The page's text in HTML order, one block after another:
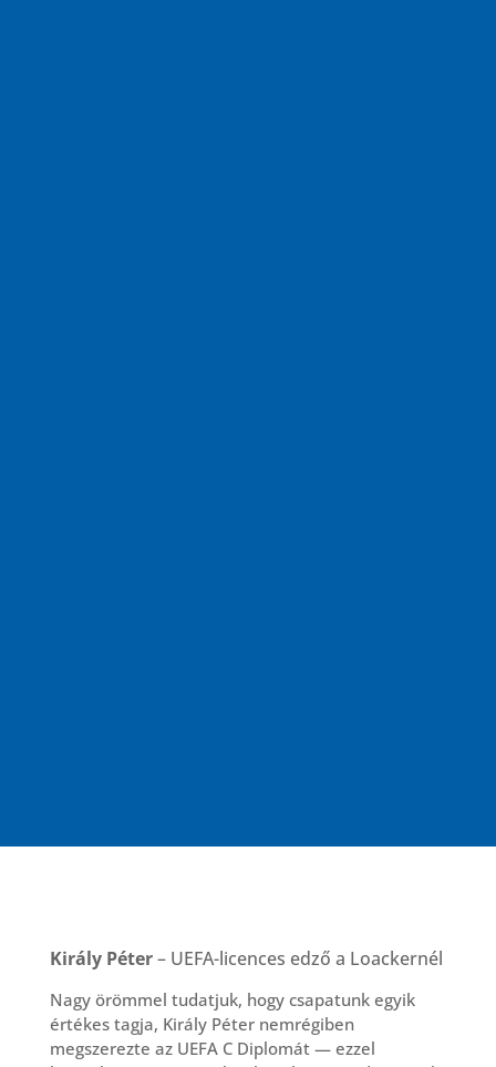
Király Péter– UEFA-licences edző a Loackernél
Nagy örömmel tudatjuk, hogy csapatunk egyik
értékes tagja, Király Péter nemrégiben
megszerezte az UEFA C Diplomát — ezzel